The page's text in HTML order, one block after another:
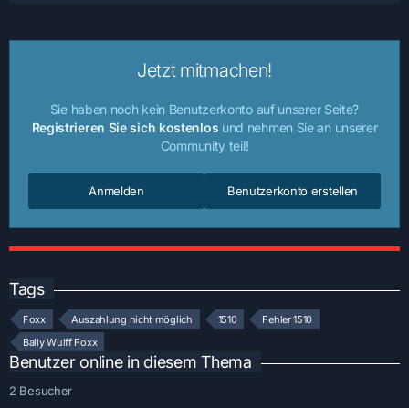
Jetzt mitmachen!
Sie haben noch kein Benutzerkonto auf unserer Seite?
Registrieren Sie sich kostenlos und nehmen Sie an unserer
Community teil!
Benutzerkonto erstellen
Anmelden
Tags
Foxx Auszahlung nicht möglich 1510
Fehler 1510
Bally Wulff Foxx
Benutzer online in diesem Thema
2 Besucher